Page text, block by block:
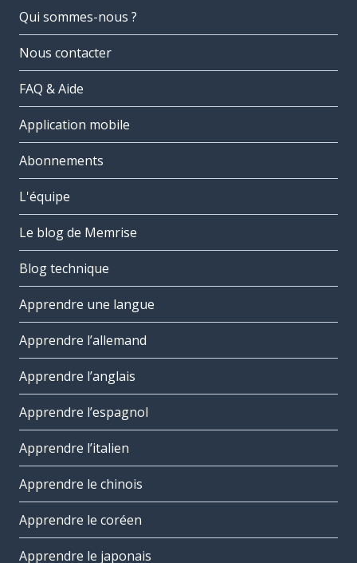
Qui sommes-nous ?
Nous contacter
FAQ & Aide
Application mobile
Abonnements
L'équipe
Le blog de Memrise
Blog technique
Apprendre une langue
Apprendre l’allemand
Apprendre l’anglais
Apprendre l’espagnol
Apprendre l’italien
Apprendre le chinois
Apprendre le coréen
Apprendre le japonais